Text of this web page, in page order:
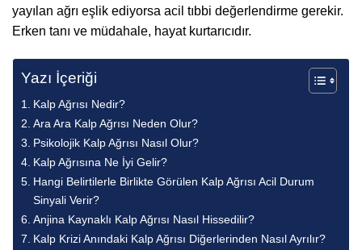
yayılan ağrı eşlik ediyorsa acil tıbbi değerlendirme gerekir.
Erken tanı ve müdahale, hayat kurtarıcıdır.
Yazı İçeriği
Kalp Ağrısı Nedir?
Ara Ara Kalp Ağrısı Neden Olur?
Psikolojik Kalp Ağrısı Nasıl Olur?
Kalp Ağrısına Ne İyi Gelir?
Hangi Belirtilerle Birlikte Görülen Kalp Ağrısı Acil Durum
Sinyali Verir?
Anjina Kaynaklı Kalp Ağrısı Nasıl Hissedilir?
Kalp Krizi Anındaki Kalp Ağrısı Diğerlerinden Nasıl Ayrılır?